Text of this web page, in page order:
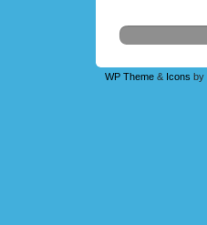
WP Theme & Icons by